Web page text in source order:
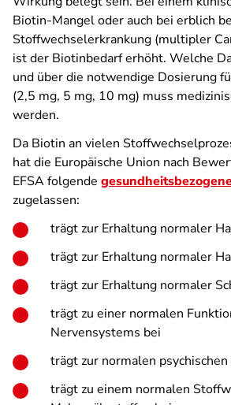
Biotin-Mangel oder auch bei erblich
Stoffwechselerkrankung (multipler
ist der Biotinbedarf erhöht. Welche
und über die notwendige Dosierung
(2,5 mg, 5 mg, 10 mg) muss
werden.
Da Biotin an vielen
hat die Europäische Union nach
EFSA folgende
zugelassen:
trägt zur Erhaltung normaler
trägt zur Erhaltung normaler
trägt zur Erhaltung normaler
trägt zu einer normalen
Nervensystems bei
trägt zur normalen
trägt zu einem normalen